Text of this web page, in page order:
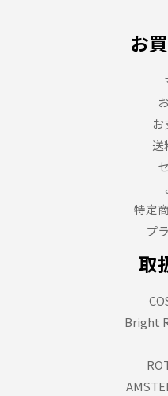
お
送
特定
プ
取
Bright